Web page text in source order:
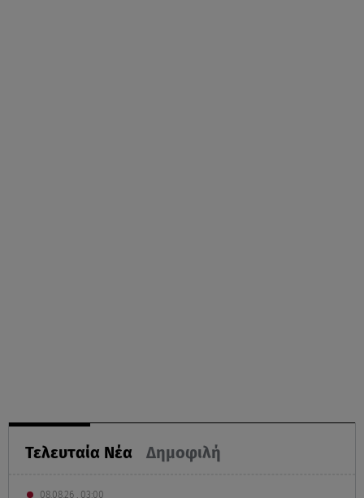
Τελευταία Νέα Δημοφιλή
08.08.26 , 03:00